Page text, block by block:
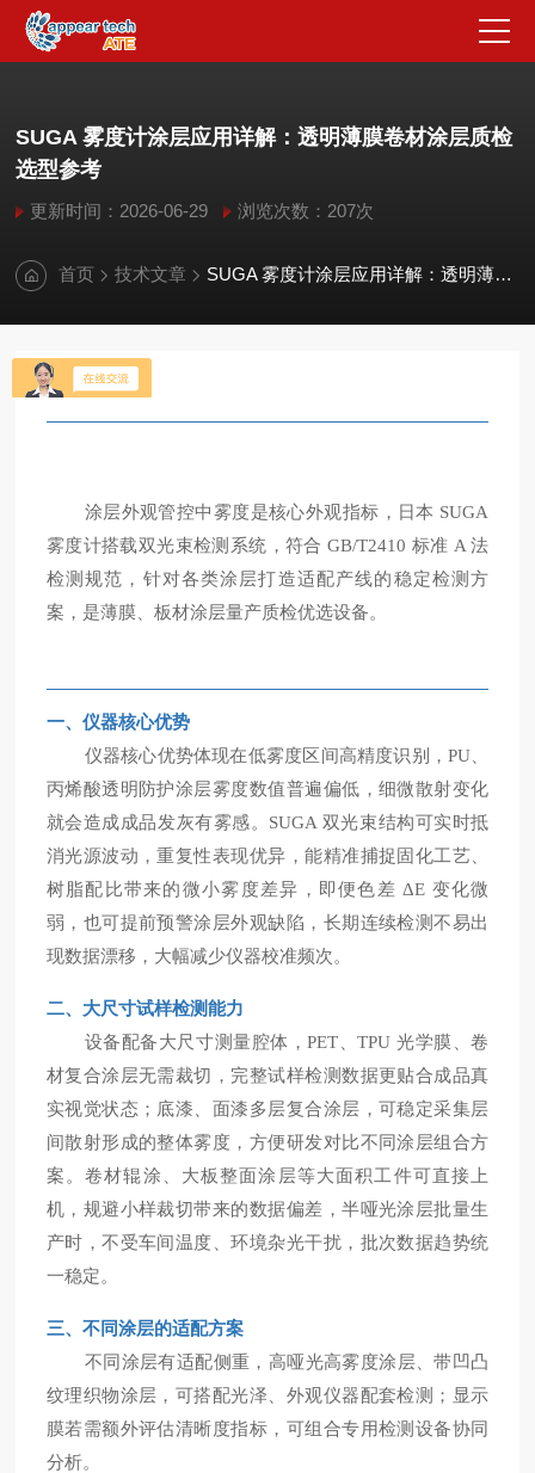
SUGA 雾度计涂层应用详解：透明薄膜卷材涂层质检
选型参考
更新时间：2026-06-29 浏览次数：207次
首页 技术文章 SUGA 雾度计涂层应用详解：透明薄膜卷材涂层质检选型参考
涂层外观管控中雾度是核心外观指标，日本 SUGA
雾度计搭载双光束检测系统，符合 GB/T2410 标准 A 法
检测规范，针对各类涂层打造适配产线的稳定检测方
案，是薄膜、板材涂层量产质检优选设备。
一、仪器核心优势
仪器核心优势体现在低雾度区间高精度识别，PU、
丙烯酸透明防护涂层雾度数值普遍偏低，细微散射变化
就会造成成品发灰有雾感。SUGA 双光束结构可实时抵
消光源波动，重复性表现优异，能精准捕捉固化工艺、
树脂配比带来的微小雾度差异，即便色差 ΔE 变化微
弱，也可提前预警涂层外观缺陷，长期连续检测不易出
现数据漂移，大幅减少仪器校准频次。
二、大尺寸试样检测能力
设备配备大尺寸测量腔体，PET、TPU 光学膜、卷
材复合涂层无需裁切，完整试样检测数据更贴合成品真
实视觉状态；底漆、面漆多层复合涂层，可稳定采集层
间散射形成的整体雾度，方便研发对比不同涂层组合方
案。卷材辊涂、大板整面涂层等大面积工件可直接上
机，规避小样裁切带来的数据偏差，半哑光涂层批量生
产时，不受车间温度、环境杂光干扰，批次数据趋势统
一稳定。
三、不同涂层的适配方案
不同涂层有适配侧重，高哑光高雾度涂层、带凹凸
纹理织物涂层，可搭配光泽、外观仪器配套检测；显示
膜若需额外评估清晰度指标，可组合专用检测设备协同
分析。